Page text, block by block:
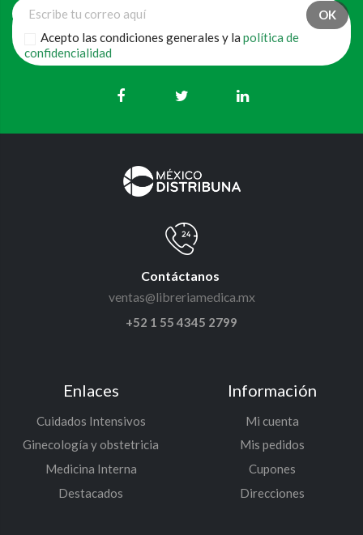
Acepto las condiciones generales y lapolítica de
confidencialidad
Contáctanos
ventas@libreriamedica.mx
+52 1 55 4345 2799
Enlaces
Cuidados Intensivos
Ginecología y obstetricia
Medicina Interna
Destacados
Información
Mi cuenta
Mis pedidos
Cupones
Direcciones